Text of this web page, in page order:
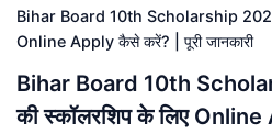
Bihar Board 10th Scholarship
Online Apply कैसे करें? | पूरी जानकारी
Bihar Board 10th
की स्कॉलरशिप के लिए